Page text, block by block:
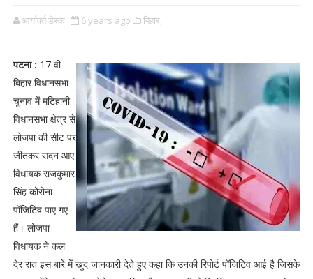
आर्यावर्त डेस्क 6 years ago बिहार,
पटना : 17 वीं
बिहार विधानसभा
चुनाव में मटिहानी
विधानसभा क्षेत्र से
लोजपा की सीट पर
जीतकर सदन आए
विधायक राजकुमार
सिंह कोरोना
पॉजिटिव पाए गए
हैं। लोजपा
विधायक ने कल
देर रात इस बारे में खुद जानकारी देते हुए कहा कि उनकी रिपोर्ट पॉजिटिव आई है जिसके